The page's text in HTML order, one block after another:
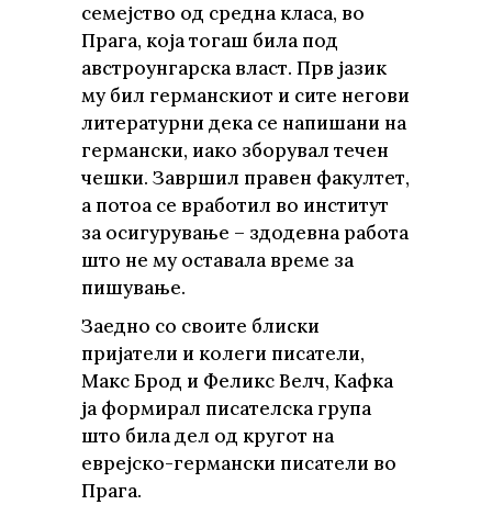
семејство од средна класа, во
Прага, која тогаш била под
австроунгарска власт. Прв јазик
му бил германскиот и сите негови
литературни дека се напишани на
германски, иако зборувал течен
чешки. Завршил правен факултет,
а потоа се вработил во институт
за осигурување – здодевна работа
што не му оставала време за
пишување.
Заедно со своите блиски
пријатели и колеги писатели,
Макс Брод и Феликс Велч, Кафка
ја формирал писателска група
што била дел од кругот на
еврејско-германски писатели во
Прага.